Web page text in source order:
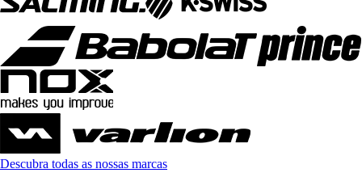
Descubra todas as nossas marcas